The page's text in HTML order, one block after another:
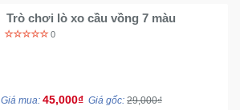
Trò chơi lò xo cầu vồng 7 màu
0
Giá mua: 45,000₫ Giá gốc: 29,000₫